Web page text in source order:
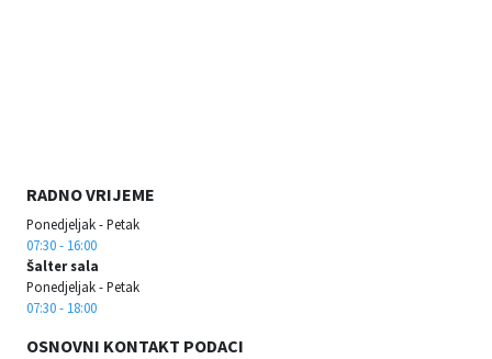
RADNO VRIJEME
Ponedjeljak - Petak
07:30 - 16:00
Šalter sala
Ponedjeljak - Petak
07:30 - 18:00
OSNOVNI KONTAKT PODACI